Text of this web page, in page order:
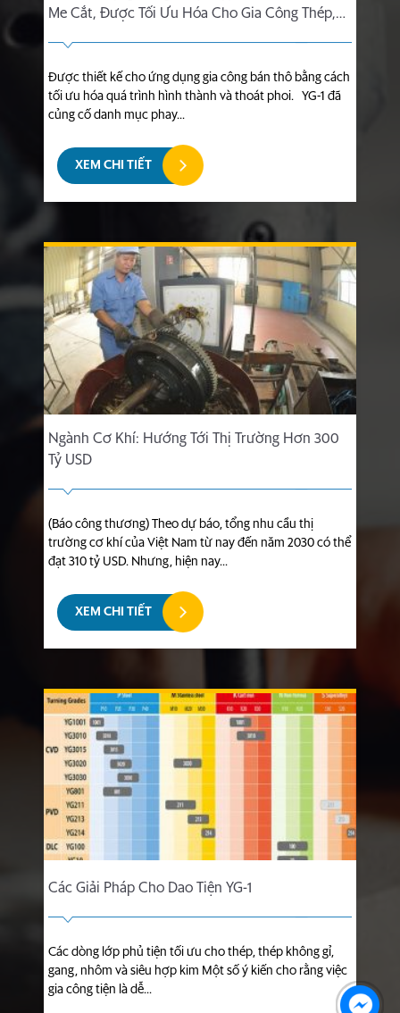
Me Cắt, Được Tối Ưu Hóa Cho Gia Công Thép,
Được thiết kế cho ứng dụng gia công bán thô bằng cách
tối ưu hóa quá trình hình thành và thoát phoi. YG-1 đã
củng cố danh mục phay...
XEM CHI TIẾT
Ngành Cơ Khí: Hướng Tới Thị Trường Hơn 300
Tỷ USD
(Báo công thương) Theo dự báo, tổng nhu cầu thị
trường cơ khí của Việt Nam từ nay đến năm 2030 có thể
đạt 310 tỷ USD. Nhưng, hiện nay...
XEM CHI TIẾT
Các Giải Pháp Cho Dao Tiện YG-1
Các dòng lớp phủ tiện tối ưu cho thép, thép không gỉ,
gang, nhôm và siêu hợp kim Một số ý kiến cho rằng việc
gia công tiện là dễ...